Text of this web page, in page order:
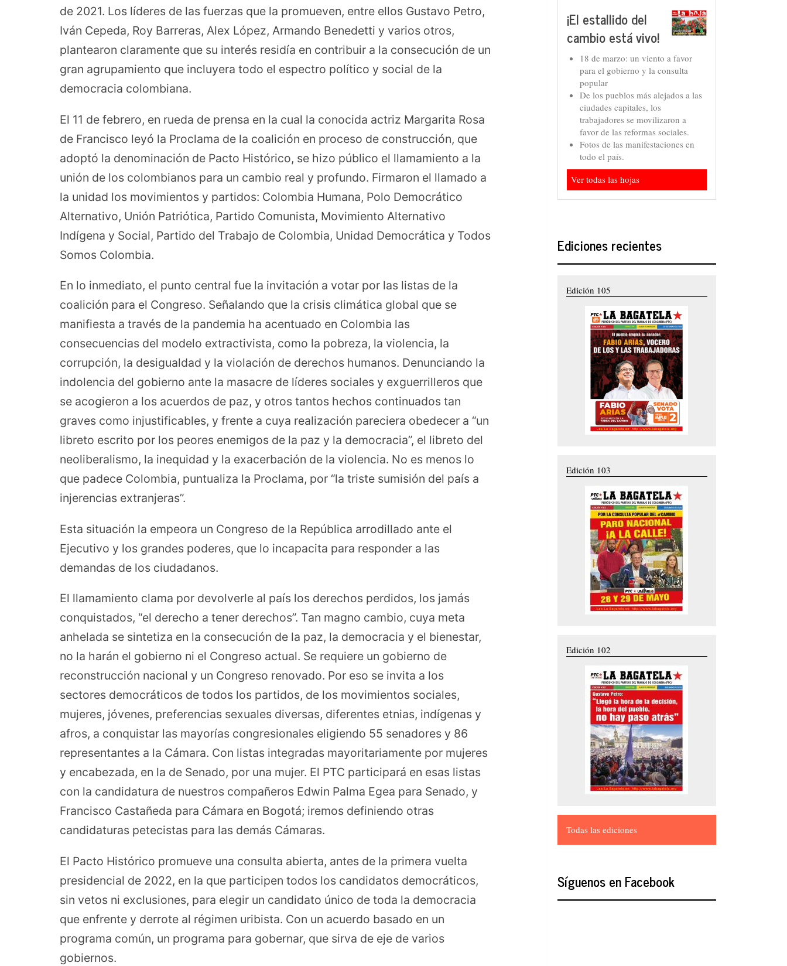
de 2021. Los líderes de las fuerzas que la promueven, entre ellos Gustavo Petro,
Iván Cepeda, Roy Barreras, Alex López, Armando Benedetti y varios otros,
plantearon claramente que su interés residía en contribuir a la consecución de un
gran agrupamiento que incluyera todo el espectro político y social de la
democracia colombiana.
El 11 de febrero, en rueda de prensa en la cual la conocida actriz Margarita Rosa
de Francisco leyó la Proclama de la coalición en proceso de construcción, que
adoptó la denominación de Pacto Histórico, se hizo público el llamamiento a la
unión de los colombianos para un cambio real y profundo. Firmaron el llamado a
la unidad los movimientos y partidos: Colombia Humana, Polo Democrático
Alternativo, Unión Patriótica, Partido Comunista, Movimiento Alternativo
Indígena y Social, Partido del Trabajo de Colombia, Unidad Democrática y Todos
Somos Colombia.
En lo inmediato, el punto central fue la invitación a votar por las listas de la
coalición para el Congreso. Señalando que la crisis climática global que se
manifiesta a través de la pandemia ha acentuado en Colombia las
consecuencias del modelo extractivista, como la pobreza, la violencia, la
corrupción, la desigualdad y la violación de derechos humanos. Denunciando la
indolencia del gobierno ante la masacre de líderes sociales y exguerrilleros que
se acogieron a los acuerdos de paz, y otros tantos hechos continuados tan
graves como injustificables, y frente a cuya realización pareciera obedecer a “un
libreto escrito por los peores enemigos de la paz y la democracia”, el libreto del
neoliberalismo, la inequidad y la exacerbación de la violencia. No es menos lo
que padece Colombia, puntualiza la Proclama, por “la triste sumisión del país a
injerencias extranjeras”.
Esta situación la empeora un Congreso de la República arrodillado ante el
Ejecutivo y los grandes poderes, que lo incapacita para responder a las
demandas de los ciudadanos.
El llamamiento clama por devolverle al país los derechos perdidos, los jamás
conquistados, “el derecho a tener derechos”. Tan magno cambio, cuya meta
anhelada se sintetiza en la consecución de la paz, la democracia y el bienestar,
no la harán el gobierno ni el Congreso actual. Se requiere un gobierno de
reconstrucción nacional y un Congreso renovado. Por eso se invita a los
sectores democráticos de todos los partidos, de los movimientos sociales,
mujeres, jóvenes, preferencias sexuales diversas, diferentes etnias, indígenas y
afros, a conquistar las mayorías congresionales eligiendo 55 senadores y 86
representantes a la Cámara. Con listas integradas mayoritariamente por mujeres
y encabezada, en la de Senado, por una mujer. El PTC participará en esas listas
con la candidatura de nuestros compañeros Edwin Palma Egea para Senado, y
Francisco Castañeda para Cámara en Bogotá; iremos definiendo otras
candidaturas petecistas para las demás Cámaras.
El Pacto Histórico promueve una consulta abierta, antes de la primera vuelta
presidencial de 2022, en la que participen todos los candidatos democráticos,
sin vetos ni exclusiones, para elegir un candidato único de toda la democracia
que enfrente y derrote al régimen uribista. Con un acuerdo basado en un
programa común, un programa para gobernar, que sirva de eje de varios
gobiernos.
¡El estallido del
cambio está vivo!
18 de marzo: un viento a favor
para el gobierno y la consulta
popular
De los pueblos más alejados a las
ciudades capitales, los
trabajadores se movilizaron a
favor de las reformas sociales.
Fotos de las manifestaciones en
todo el país.
Ver todas las hojas
Ediciones recientes
Edición 105
Edición 103
Edición 102
Todas las ediciones
Síguenos en Facebook